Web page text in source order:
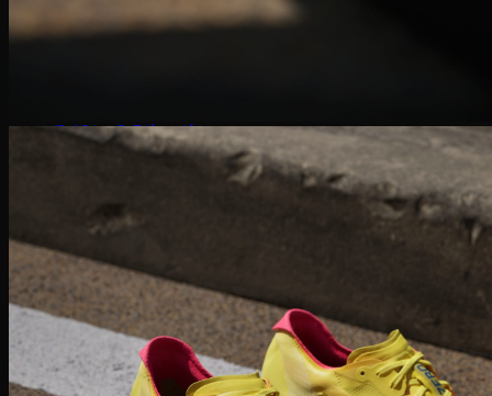
Reebok Club C 85
Gel Lyte 3
New Balance
NB 574
NB 530
NB 1906R
NB 2002R
Giày Converse